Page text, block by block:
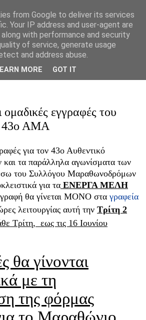
Ιπποκράτειος
ομαδικές εγγραφές του
43ο ΑΜΑ
για τον 43ο Αυθεντικό
και τα παράλληλα αγωνίσματα των
του Συλλόγου Μαραθωνοδρόμων
για τα ΕΝΕΡΓΑ ΜΕΛΗ
θα γίνεται ΜΟΝΟ στα γραφεία
λειτουργίας αυτή την Τρίτη 2
Τρίτη, εως τις 16 Ιουνίου
θα γίνονται
με τη
της φόρμας
from Google to deliver its services
Your IP address and user-agent are
with performance and security
of service, generate usage
and address abuse.
MORE GOT IT